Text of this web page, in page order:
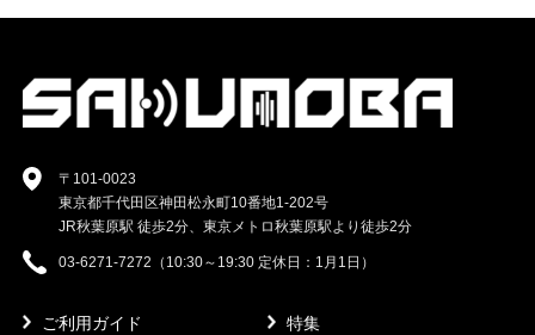
〒101-0023
東京都千代田区神田松永町10番地1-202号
JR秋葉原駅 徒歩2分、東京メトロ秋葉原駅より徒歩2分
03-6271-7272（10:30～19:30 定休日：1月1日）
ご利用ガイド
特集